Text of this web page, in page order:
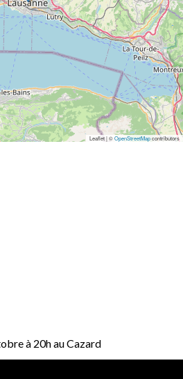
Leaflet | ©OpenStreetMapcontributors
à 20h au Cazard